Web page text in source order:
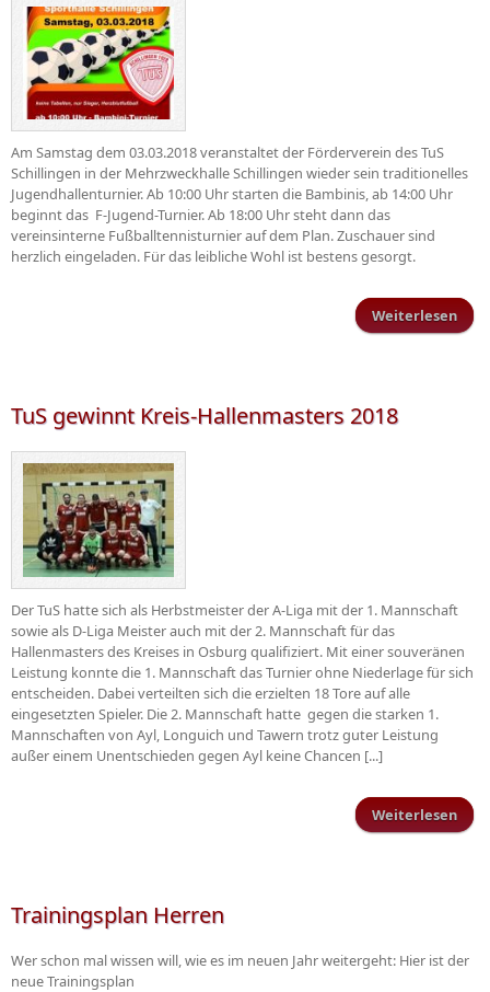
Am Samstag dem 03.03.2018 veranstaltet der Förderverein des TuS
Schillingen in der Mehrzweckhalle Schillingen wieder sein traditionelles
Jugendhallenturnier. Ab 10:00 Uhr starten die Bambinis, ab 14:00 Uhr
beginnt das F-Jugend-Turnier. Ab 18:00 Uhr steht dann das
vereinsinterne Fußballtennisturnier auf dem Plan. Zuschauer sind
herzlich eingeladen. Für das leibliche Wohl ist bestens gesorgt.
Weiterlesen
TuS gewinnt Kreis-Hallenmasters 2018
Der TuS hatte sich als Herbstmeister der A-Liga mit der 1. Mannschaft
sowie als D-Liga Meister auch mit der 2. Mannschaft für das
Hallenmasters des Kreises in Osburg qualifiziert. Mit einer souveränen
Leistung konnte die 1. Mannschaft das Turnier ohne Niederlage für sich
entscheiden. Dabei verteilten sich die erzielten 18 Tore auf alle
eingesetzten Spieler. Die 2. Mannschaft hatte gegen die starken 1.
Mannschaften von Ayl, Longuich und Tawern trotz guter Leistung
außer einem Unentschieden gegen Ayl keine Chancen [...]
Weiterlesen
Trainingsplan Herren
Wer schon mal wissen will, wie es im neuen Jahr weitergeht: Hier ist der
neue Trainingsplan